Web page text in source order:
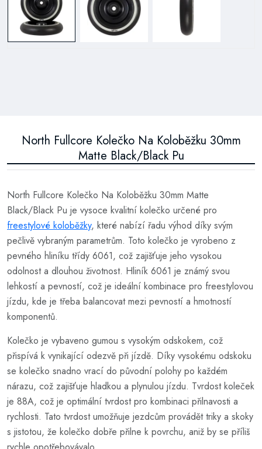
North Fullcore Kolečko Na Koloběžku 30mm
Matte Black/Black Pu
North Fullcore Kolečko Na Koloběžku 30mm Matte
Black/Black Pu je vysoce kvalitní kolečko určené pro
freestylové koloběžky, které nabízí řadu výhod díky svým
pečlivě vybraným parametrům. Toto kolečko je vyrobeno z
pevného hliníku třídy 6061, což zajišťuje jeho vysokou
odolnost a dlouhou životnost. Hliník 6061 je známý svou
lehkostí a pevností, což je ideální kombinace pro freestylovou
jízdu, kde je třeba balancovat mezi pevností a hmotností
komponentů.
Kolečko je vybaveno gumou s vysokým odskokem, což
přispívá k vynikající odezvě při jízdě. Díky vysokému odskoku
se kolečko snadno vrací do původní polohy po každém
nárazu, což zajišťuje hladkou a plynulou jízdu. Tvrdost koleček
je 88A, což je optimální tvrdost pro kombinaci přilnavosti a
rychlosti. Tato tvrdost umožňuje jezdcům provádět triky a skoky
s jistotou, že kolečko dobře přilne k povrchu, aniž by se příliš